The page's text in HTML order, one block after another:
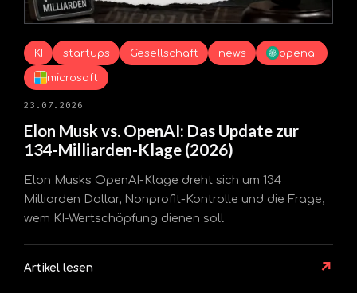
KI startups Gesellschaft news openai
microsoft
23.07.2026
Elon Musk vs. OpenAI: Das Update zur
134-Milliarden-Klage (2026)
Elon Musks OpenAI-Klage dreht sich um 134
Milliarden Dollar, Nonprofit-Kontrolle und die Frage,
wem KI-Wertschöpfung dienen soll
Artikel lesen ↗